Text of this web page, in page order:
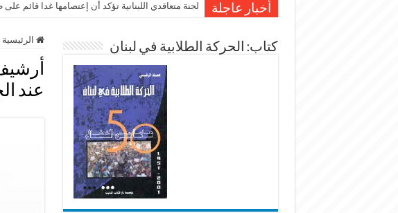
أخبار عاجلة لجنة متعاقدي اللبنانية تؤكد أن إعتصامها غدا قائم
الرئيسية
عند
كتاب: الحركة الطلابية في لبنان